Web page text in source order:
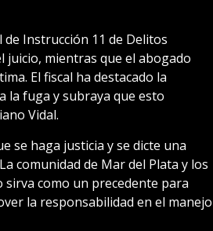
de Instrucción 11 de Delitos
juicio, mientras que el abogado
El fiscal ha destacado la
la fuga y subraya que esto
Vidal.
se haga justicia y se dicte una
comunidad de Mar del Plata y los
sirva como un precedente para
la responsabilidad en el manejo